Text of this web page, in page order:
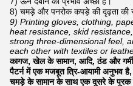
8) चमड़े और पनरोक कपड़े की दृढ़ता की
9) Printing gloves, clothing,
heat resistance, skid
strong three-dimensional feel,
each other with textiles or
कागज, खेल के सामान, आदि, ठंड और गर्मी
पैटर्न में एक मजबूत त्रि-आयामी अनुभव
चमड़े के सामान के साथ एक दूसरे के पूरक